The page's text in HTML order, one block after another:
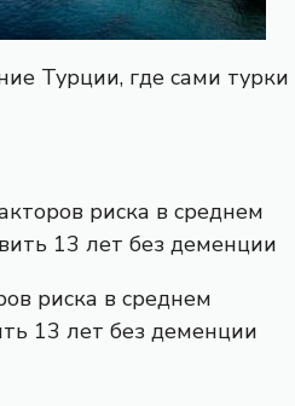
Турции, где сами турки
риска в среднем
13 лет без деменции